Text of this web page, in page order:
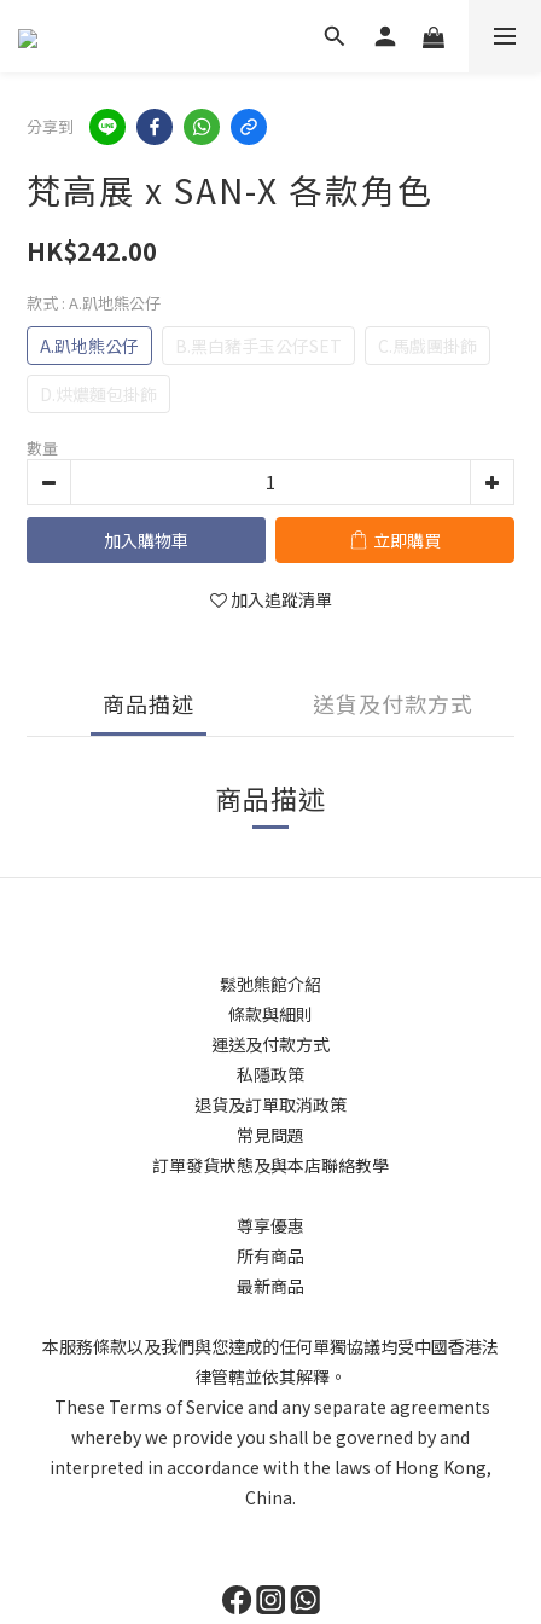
分享到
梵高展 x SAN-X 各款角色
HK$242.00
款式 : A.趴地熊公仔
A.趴地熊公仔 B.黑白豬手玉公仔SET
C.馬戲團掛飾
D.烘燶麵包掛飾
數量
加入購物車 立即購買
加入追蹤清單
商品描述 送貨及付款方式
商品描述
鬆弛熊館介紹
條款與細則
運送及付款方式
私隱政策
退貨及訂單取消政策
常見問題
訂單發貨狀態及與本店聯絡教學
尊享優惠
所有商品
最新商品
本服務條款以及我們與您達成的任何單獨協議均受中國香港法
律管轄並依其解釋。
These Terms of Service and any separate agreements
whereby we provide you shall be governed by and
interpreted in accordance with the laws of Hong Kong,
China.